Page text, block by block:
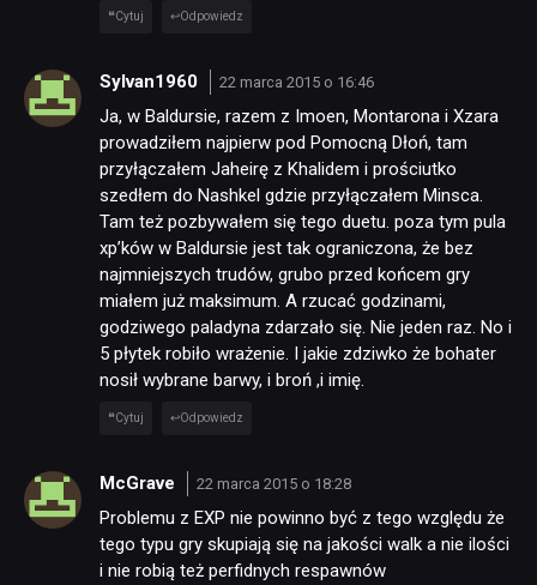
Cytuj Odpowiedz
Sylvan1960 22 marca 2015 o 16:46
Ja, w Baldursie, razem z Imoen, Montarona i Xzara
prowadziłem najpierw pod Pomocną Dłoń, tam
przyłączałem Jaheirę z Khalidem i prościutko
szedłem do Nashkel gdzie przyłączałem Minsca.
Tam też pozbywałem się tego duetu. poza tym pula
xp’ków w Baldursie jest tak ograniczona, że bez
najmniejszych trudów, grubo przed końcem gry
miałem już maksimum. A rzucać godzinami,
godziwego paladyna zdarzało się. Nie jeden raz. No i
5 płytek robiło wrażenie. I jakie zdziwko że bohater
nosił wybrane barwy, i broń ,i imię.
Cytuj Odpowiedz
McGrave 22 marca 2015 o 18:28
Problemu z EXP nie powinno być z tego względu że
tego typu gry skupiają się na jakości walk a nie ilości
i nie robią też perfidnych respawnów